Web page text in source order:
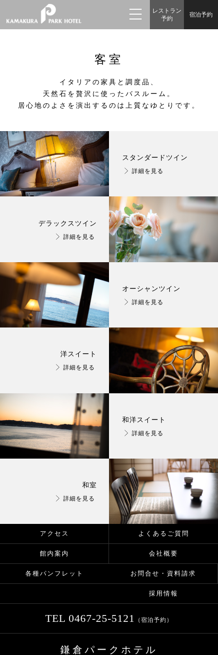
レストラン
予約
宿泊予約
客室
イタリアの家具と調度品、
天然石を贅沢に使ったバスルーム。
居心地のよさを演出するのは
上質なゆとりです。
スタンダードツイン
詳細を見る
デラックスツイン
詳細を見る
オーシャンツイン
詳細を見る
洋スイート
詳細を見る
和洋スイート
詳細を見る
和室
詳細を見る
アクセス よくあるご質問
館内案内 会社概要
各種パンフレット お問合せ・資料請求
採用情報
TEL 0467-25-5121 （宿泊予約）
鎌倉パークホテル